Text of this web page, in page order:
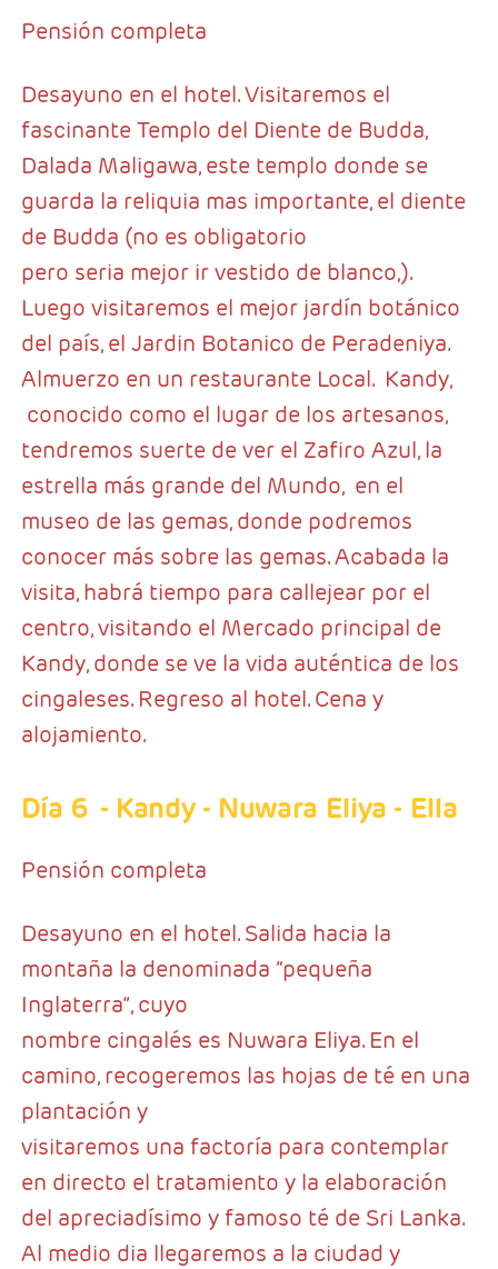
Pensión completa
Desayuno en el hotel. Visitaremos el
fascinante Templo del Diente de Budda,
Dalada Maligawa, este templo donde se
guarda la reliquia mas importante, el diente
de Budda (no es obligatorio
pero seria mejor ir vestido de blanco,).
Luego visitaremos el mejor jardín botánico
del país, el Jardin Botanico de Peradeniya.
Almuerzo en un restaurante Local. Kandy,
conocido como el lugar de los artesanos,
tendremos suerte de ver el Zafiro Azul, la
estrella más grande del Mundo, en el
museo de las gemas, donde podremos
conocer más sobre las gemas. Acabada la
visita, habrá tiempo para callejear por el
centro, visitando el Mercado principal de
Kandy, donde se ve la vida auténtica de los
cingaleses. Regreso al hotel. Cena y
alojamiento.
Día 6 - Kandy - Nuwara Eliya - Ella
Pensión completa
Desayuno en el hotel. Salida hacia la
montaña la denominada “pequeña
Inglaterra”, cuyo
nombre cingalés es Nuwara Eliya. En el
camino, recogeremos las hojas de té en una
plantación y
visitaremos una factoría para contemplar
en directo el tratamiento y la elaboración
del apreciadísimo y famoso té de Sri Lanka.
Al medio dia llegaremos a la ciudad y